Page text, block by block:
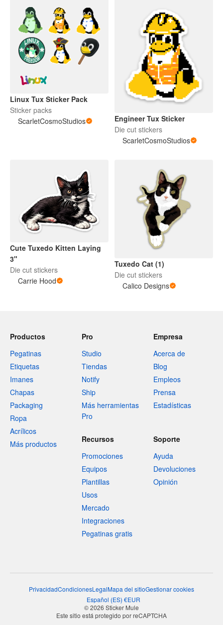
Linux Tux Sticker Pack
Sticker packs
ScarletCosmoStudios
Engineer Tux Sticker
Die cut stickers
ScarletCosmoStudios
Cute Tuxedo Kitten Laying
3"
Die cut stickers
Carrie Hood
Tuxedo Cat (1)
Die cut stickers
Calico Designs
Productos
Pegatinas
Etiquetas
Imanes
Chapas
Packaging
Ropa
Acrílicos
Más productos
Pro
Studio
Tiendas
Notify
Ship
Más herramientas
Pro
Empresa
Acerca de
Blog
Empleos
Prensa
Estadísticas
Recursos
Promociones
Equipos
Plantillas
Usos
Mercado
Integraciones
Pegatinas gratis
Soporte
Ayuda
Devoluciones
Opinión
PrivacidadCondicionesLegalMapa del sitioGestionar cookies
Español (ES) €EUR
© 2026 Sticker Mule
Este sitio está protegido por reCAPTCHA